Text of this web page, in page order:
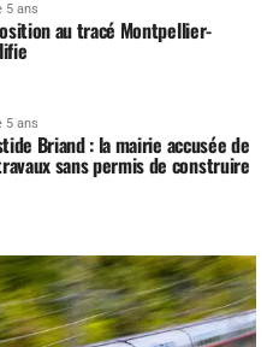
5 ans
au tracé Montpellier-
5 ans
Briand : la mairie accusée de
sans permis de construire